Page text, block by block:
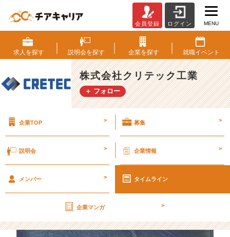
2
6
期
【社
外
秘】
画
o
式
会
社
会員登録 ログイン MENU
求人を探す 説明会を探す 企業を探す 就職イベント
株式会社クリテック工業
＋ フォロー
企業TOP > 募集 >
説明会 > 企業情報 >
メンバー > タイムライン
企業マンガ >